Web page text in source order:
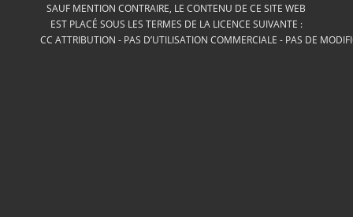
SAUF MENTION CONTRAIRE, LE CONTENU DE CE SITE WEB
EST PLACÉ SOUS LES TERMES DE LA LICENCE SUIVANTE :
CC ATTRIBUTION - PAS D’UTILISATION COMMERCIALE - PAS DE